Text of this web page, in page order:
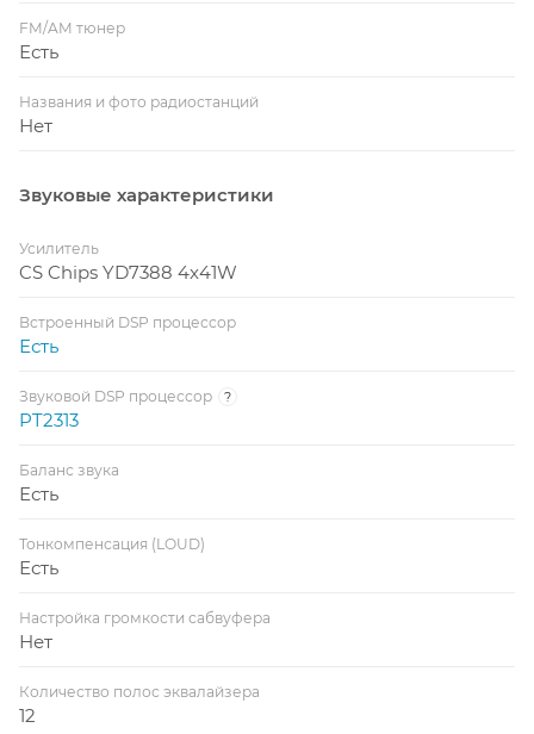
FM/AM тюнер
Есть
Названия и фото радиостанций
Нет
Звуковые характеристики
Усилитель
CS Chips YD7388 4x41W
Встроенный DSP процессор
Есть
Звуковой DSP процессор ?
PT2313
Баланс звука
Есть
Тонкомпенсация (LOUD)
Есть
Настройка громкости сабвуфера
Нет
Количество полос эквалайзера
12